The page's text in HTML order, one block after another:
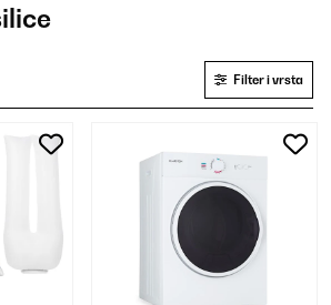
Filter i vrsta